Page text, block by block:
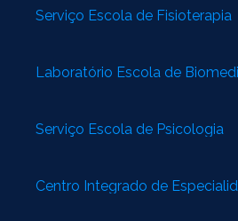
Serviço Escola de Fisioterapia
Laboratório Escola de
Serviço Escola de Psicologia
Centro Integrado de